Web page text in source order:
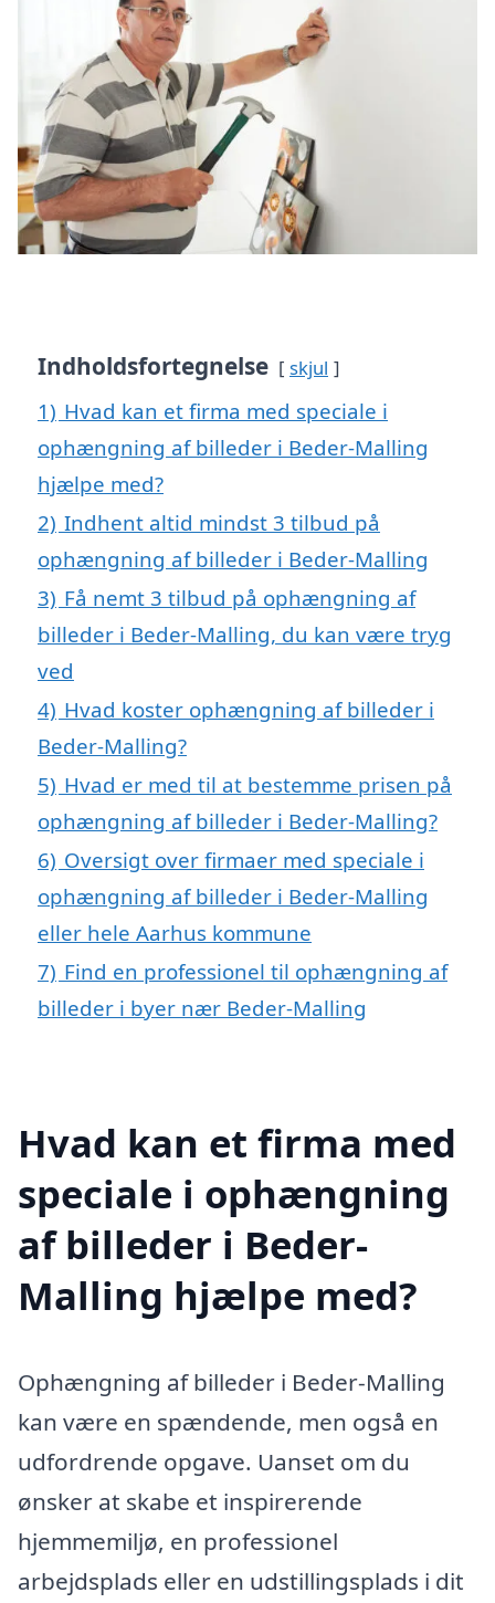
Indholdsfortegnelse skjul
1) Hvad kan et firma med speciale i
ophængning af billeder i Beder-Malling
hjælpe med?
2) Indhent altid mindst 3 tilbud på
ophængning af billeder i Beder-Malling
3) Få nemt 3 tilbud på ophængning af
billeder i Beder-Malling, du kan være tryg
ved
4) Hvad koster ophængning af billeder i
Beder-Malling?
5) Hvad er med til at bestemme prisen på
ophængning af billeder i Beder-Malling?
6) Oversigt over firmaer med speciale i
ophængning af billeder i Beder-Malling
eller hele Aarhus kommune
7) Find en professionel til ophængning af
billeder i byer nær Beder-Malling
Hvad kan et firma med
speciale i ophængning
af billeder i Beder-
Malling hjælpe med?
Ophængning af billeder i Beder-Malling
kan være en spændende, men også en
udfordrende opgave. Uanset om du
ønsker at skabe et inspirerende
hjemmemiljø, en professionel
arbejdsplads eller en udstillingsplads i dit